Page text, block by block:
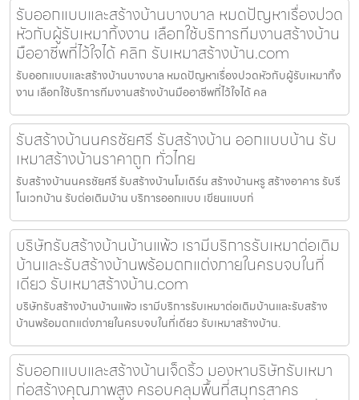
รับออกแบบและสร้างบ้านบางบาล หมดปัญหาเรื่องปวด
หัวกับผู้รับเหมาทิ้งงาน เลือกใช้บริการทีมงานสร้างบ้าน
มืออาชีพที่ไว้ใจได้ คลิก รับเหมาสร้างบ้าน.com
รับออกแบบและสร้างบ้านบางบาล หมดปัญหาเรื่องปวดหัวกับผู้รับเหมาทิ้ง
งาน เลือกใช้บริการทีมงานสร้างบ้านมืออาชีพที่ไว้ใจได้ คล
รับสร้างบ้านนครชัยศรี รับสร้างบ้าน ออกแบบบ้าน รับ
เหมาสร้างบ้านราคาถูก ทั่วไทย
รับสร้างบ้านนครชัยศรี รับสร้างบ้านโมเดิร์น สร้างบ้านหรู สร้างอาคาร รับรี
โนเวทบ้าน รับต่อเติมบ้าน บริการออกแบบ เขียนแบบก่
บริษัทรับสร้างบ้านบ้านแพ้ว เรามีบริการรับเหมาต่อเติม
บ้านและรับสร้างบ้านพร้อมตกแต่งภายในครบจบในที่
เดียว รับเหมาสร้างบ้าน.com
บริษัทรับสร้างบ้านบ้านแพ้ว เรามีบริการรับเหมาต่อเติมบ้านและรับสร้าง
บ้านพร้อมตกแต่งภายในครบจบในที่เดียว รับเหมาสร้างบ้าน.
รับออกแบบและสร้างบ้านเจ็ดริ้ว มองหาบริษัทรับเหมา
ก่อสร้างคุณภาพสูง ครอบคลุมพื้นที่สมุทรสาคร